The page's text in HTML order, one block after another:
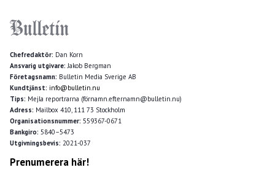
Chefredaktör: Dan Korn
Ansvarig utgivare: Jakob Bergman
Företagsnamn: Bulletin Media Sverige AB
Kundtjänst: info@bulletin.nu
Tips: Mejla reportrarna (förnamn.efternamn@bulletin.nu)
Adress: Mailbox 410, 111 73 Stockholm
Organisationsnummer: 559367-0671
Bankgiro: 5840–5473
Utgivningsbevis: 2021-037
Prenumerera här!